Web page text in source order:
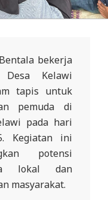
bekerja
Kelawi
tapis untuk
pemuda di
pada hari
Kegiatan ini
potensi
lokal dan
masyarakat.